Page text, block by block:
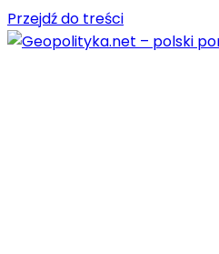
Przejdź do treści